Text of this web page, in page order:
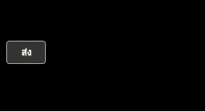
ส่ง